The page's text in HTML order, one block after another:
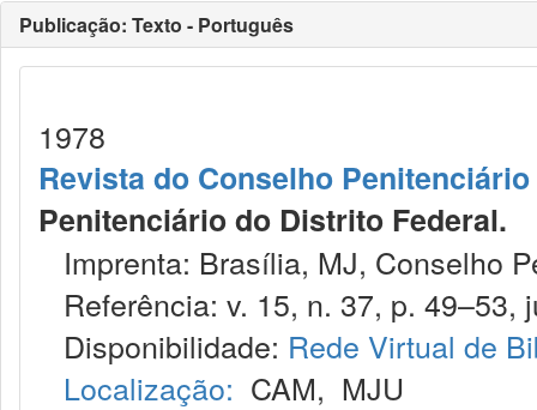
Publicação: Texto - Português
1978
Revista do Conselho
Penitenciário do Distrito Federal.
Imprenta: Brasília, MJ, Conselho
Referência: v. 15, n. 37, p. 49–53,
Disponibilidade: Rede Virtual de
Localização: CAM, MJU